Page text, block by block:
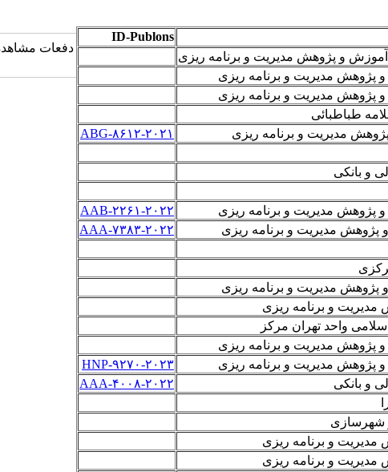
ID-Publons
و پژوهش مدیریت و برنامه­ ریزی
پژوهش مدیریت و برنامه­ ریزی
پژوهش مدیریت و برنامه ­ریزی
طباطبائی
مدیریت و برنامه­ ریزی
ABG-۸۶۱۲-۲۰۲۱
و بانکی
پژوهش مدیریت و برنامه ­ریزی AAB-۲۲۶۱-۲۰۲۲
مدیریت و برنامه ریزی
AAA-۷۳۸۳-۲۰۲۲
مدیریت و برنامه ­ریزی
و برنامه ­ریزی
واحد تهران مرکز
پژوهش مدیریت و برنامه ریزی
پژوهش مدیریت و برنامه ریزی
HNP-۹۲۷۰-۲۰۲۳
و بانکی
AAA-۴۰۰۸-۲۰۲۲
شهرسازی
و برنامه ریزی
و برنامه ریزی
دفعات مشاهده: 2891